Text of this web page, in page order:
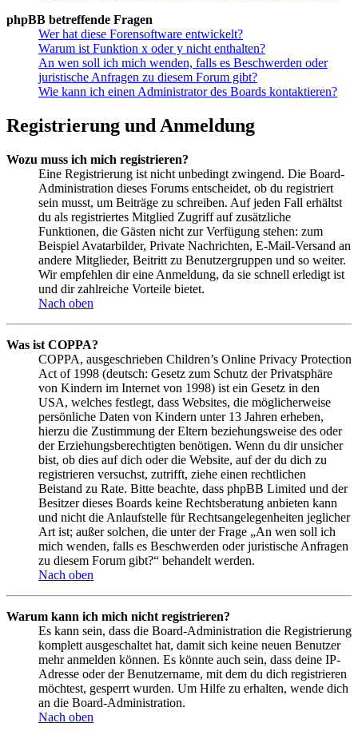
phpBB betreffende Fragen
Wer hat diese Forensoftware entwickelt?
Warum ist Funktion x oder y nicht enthalten?
An wen soll ich mich wenden, falls es Beschwerden oder
juristische Anfragen zu diesem Forum gibt?
Wie kann ich einen Administrator des Boards kontaktieren?
Registrierung und Anmeldung
Wozu muss ich mich registrieren?
Eine Registrierung ist nicht unbedingt zwingend. Die Board-
Administration dieses Forums entscheidet, ob du registriert
sein musst, um Beiträge zu schreiben. Auf jeden Fall erhältst
du als registriertes Mitglied Zugriff auf zusätzliche
Funktionen, die Gästen nicht zur Verfügung stehen: zum
Beispiel Avatarbilder, Private Nachrichten, E-Mail-Versand an
andere Mitglieder, Beitritt zu Benutzergruppen und so weiter.
Wir empfehlen dir eine Anmeldung, da sie schnell erledigt ist
und dir zahlreiche Vorteile bietet.
Nach oben
Was ist COPPA?
COPPA, ausgeschrieben Children’s Online Privacy Protection
Act of 1998 (deutsch: Gesetz zum Schutz der Privatsphäre
von Kindern im Internet von 1998) ist ein Gesetz in den
USA, welches festlegt, dass Websites, die möglicherweise
persönliche Daten von Kindern unter 13 Jahren erheben,
hierzu die Zustimmung der Eltern beziehungsweise des oder
der Erziehungsberechtigten benötigen. Wenn du dir unsicher
bist, ob dies auf dich oder die Website, auf der du dich zu
registrieren versuchst, zutrifft, ziehe einen rechtlichen
Beistand zu Rate. Bitte beachte, dass phpBB Limited und der
Besitzer dieses Boards keine Rechtsberatung anbieten kann
und nicht die Anlaufstelle für Rechtsangelegenheiten jeglicher
Art ist; außer solchen, die unter der Frage „An wen soll ich
mich wenden, falls es Beschwerden oder juristische Anfragen
zu diesem Forum gibt?“ behandelt werden.
Nach oben
Warum kann ich mich nicht registrieren?
Es kann sein, dass die Board-Administration die Registrierung
komplett ausgeschaltet hat, damit sich keine neuen Benutzer
mehr anmelden können. Es könnte auch sein, dass deine IP-
Adresse oder der Benutzername, mit dem du dich registrieren
möchtest, gesperrt wurden. Um Hilfe zu erhalten, wende dich
an die Board-Administration.
Nach oben